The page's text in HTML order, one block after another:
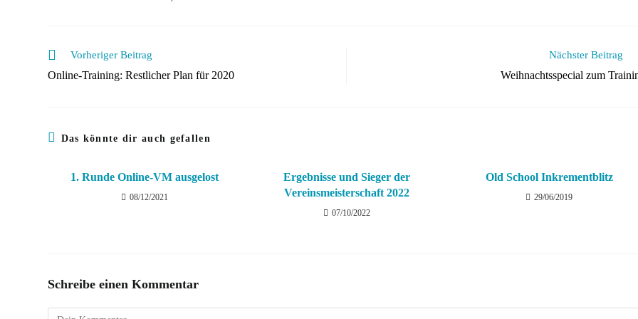
Weitere
ansehen
Vorheriger Beitrag
Online-Training: Restlicher Plan für 2020
Nächster Beitrag
Weihnachtsspecial zum
Das könnte dir auch gefallen
1. Runde Online-VM ausgelost
08/12/2021
Ergebnisse und Sieger der
Vereinsmeisterschaft 2022
07/10/2022
Old School Inkrementblitz
29/06/2019
Schreibe einen Kommentar
Kommentar